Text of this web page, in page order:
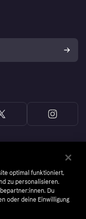
optimal funktioniert,
zu personalisieren.
Du
oder deine Einwilligung